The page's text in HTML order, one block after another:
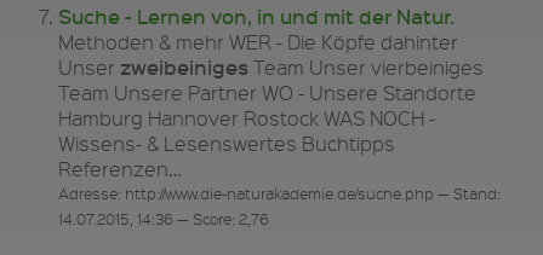
Suche - Lernen von, in und mit der Natur.
Methoden & mehr WER - Die Köpfe dahinter
Unser zweibeinigesTeam Unser vierbeiniges
Team Unsere Partner WO - Unsere Standorte
Hamburg Hannover Rostock WAS NOCH -
Wissens- & Lesenswertes Buchtipps
Referenzen…
Adresse: http://www.die-naturakademie.de/suche.php — Stand:
14.07.2015, 14:36 — Score: 2,76